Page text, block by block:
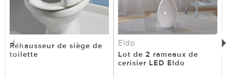
Réhausseur de siège de
toilette
Eldo
Lot de 2 rameaux de
cerisier LED Eldo